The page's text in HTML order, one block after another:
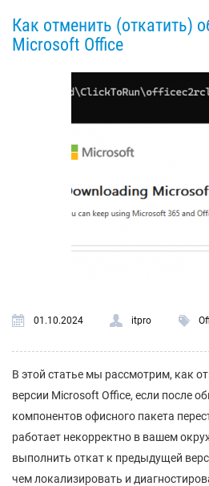
Как отменить (откатить)
Microsoft Office
01.10.2024 itpro
В этой статье мы рассмотрим, как
версии Microsoft Office, если после
компонентов офисного пакета
работает некорректно в вашем
выполнить откат к предыдущей
чем локализировать и